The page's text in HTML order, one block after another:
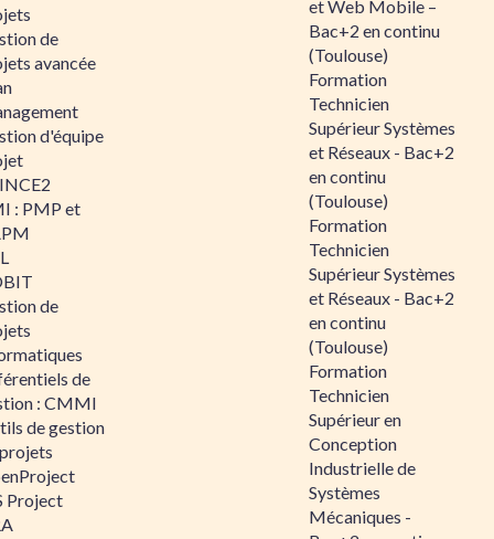
de
avancée
d'équipe
: PMP et
de
de
: CMMI
de gestion
Project
et Web Mobile –
Bac+2 en continu
(Toulouse)
Formation
Technicien
Supérieur Systèmes
et Réseaux - Bac+2
en continu
(Toulouse)
Formation
Technicien
Supérieur Systèmes
et Réseaux - Bac+2
en continu
(Toulouse)
Formation
Technicien
Supérieur en
Conception
Industrielle de
Systèmes
Mécaniques -